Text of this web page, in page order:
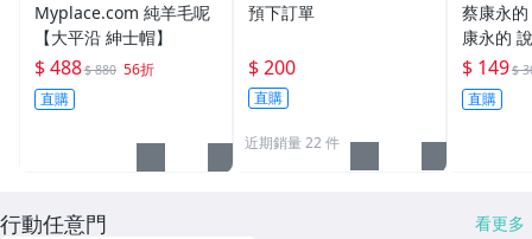
Myplace.com 純羊毛呢
【大平沿 紳士帽】
$ 488$ 880 56折
直購
預下訂單
$ 200
直購
近期銷量 22 件
蔡康永
康永的
$ 149$
直購
行動任意門 看更多